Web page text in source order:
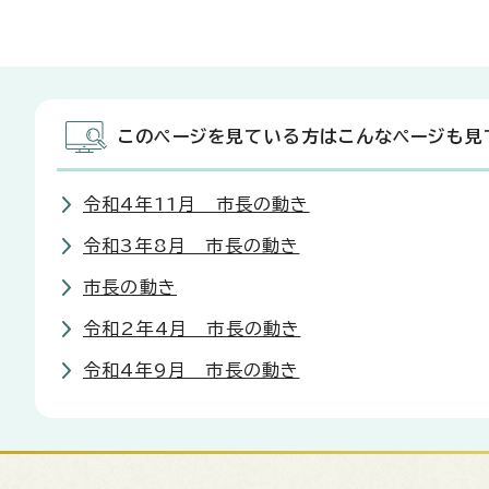
このページを見ている方はこんなページも見
令和4年11月 市長の動き
令和3年8月 市長の動き
市長の動き
令和2年4月 市長の動き
令和4年9月 市長の動き